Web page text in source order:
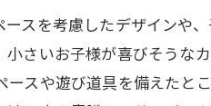
スを考慮したデザインや
さいお子様が喜びそうな
スや遊び道具を備えたと